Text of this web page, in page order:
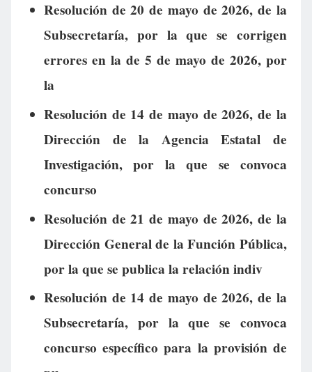
Resolución de 20 de mayo de 2026, de la
Subsecretaría, por la que se corrigen
errores en la de 5 de mayo de 2026, por
la
Resolución de 14 de mayo de 2026, de la
Dirección de la Agencia Estatal de
Investigación, por la que se convoca
concurso
Resolución de 21 de mayo de 2026, de la
Dirección General de la Función Pública,
por la que se publica la relación indiv
Resolución de 14 de mayo de 2026, de la
Subsecretaría, por la que se convoca
concurso específico para la provisión de